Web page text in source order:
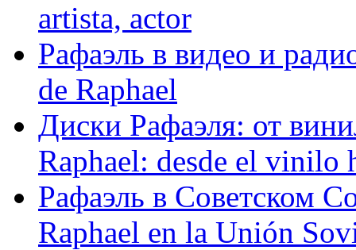
artista, actor
Рафаэль в видео и
de Raphael
Диски Рафаэля: от
Raphael: desde el vinilo
Рафаэль в Советском
Raphael en la Unión